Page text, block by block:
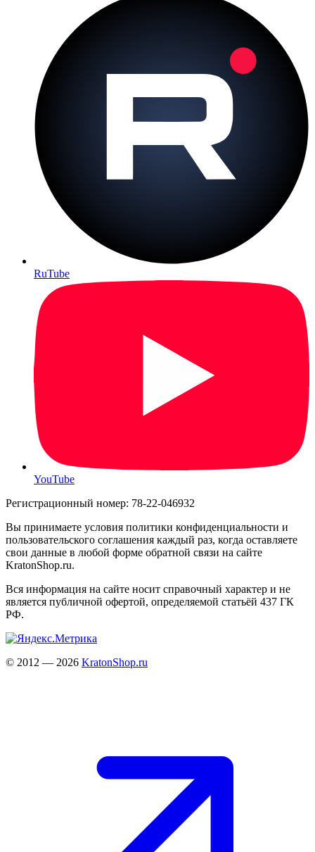
RuTube
YouTube
Регистрационный номер: 78-22-046932
Вы принимаете условия политики конфиденциальности и
пользовательского соглашения каждый раз, когда оставляете
свои данные в любой форме обратной связи на сайте
KratonShop.ru.
Вся информация на сайте носит справочный характер и не
является публичной офертой, определяемой статьёй 437 ГК
РФ.
© 2012 — 2026 KratonShop.ru